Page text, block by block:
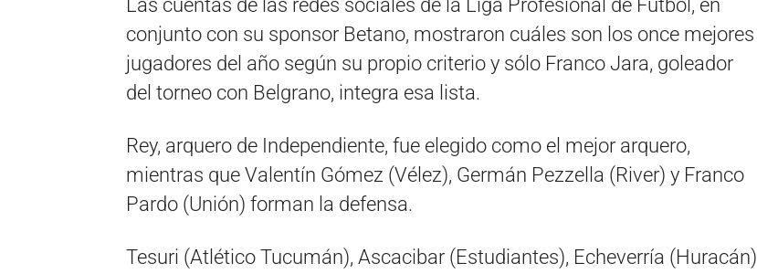
Las cuentas de las redes sociales de la Liga Profesional de Fútbol, en
conjunto con su sponsor Betano, mostraron cuáles son los once mejores
jugadores del año según su propio criterio y sólo Franco Jara, goleador
del torneo con Belgrano, integra esa lista.
Rey, arquero de Independiente, fue elegido como el mejor arquero,
mientras que Valentín Gómez (Vélez), Germán Pezzella (River) y Franco
Pardo (Unión) forman la defensa.
Tesuri (Atlético Tucumán), Ascacibar (Estudiantes), Echeverría (Huracán)